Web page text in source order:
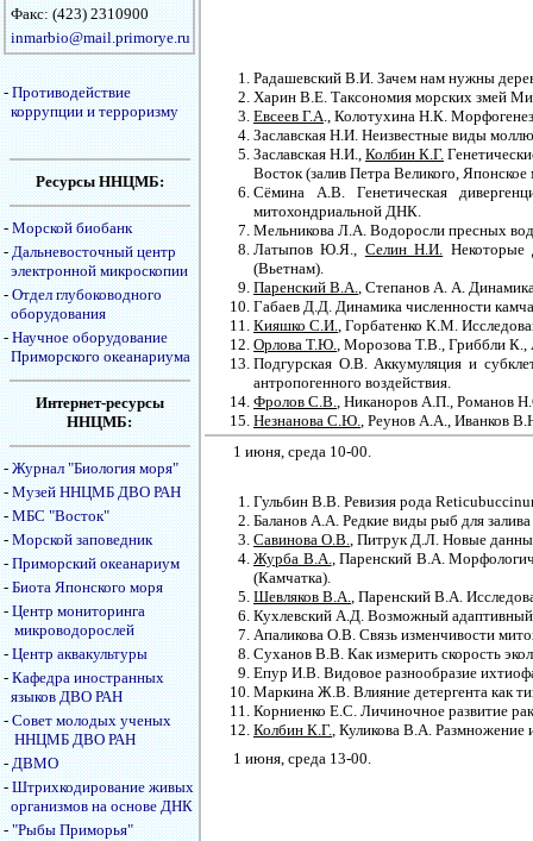
Факс: (423) 2310900
inmarbio@mail.primorye.ru
-Противодействие
коррупции и терроризму
Ресурсы ННЦМБ:
-Морской биобанк
-Дальневосточный центр
электронной микроскопии
-Отдел глубоководного
оборудования
-Научное оборудование
Приморского океанариума
Интернет-ресурсы
ННЦМБ:
-Журнал "Биология моря"
-Музей ННЦМБ ДВО РАН
-МБС "Восток"
-Морской заповедник
-Приморский океанариум
-Биота Японского моря
-Центр мониторинга
микроводорослей
-Центр аквакультуры
-Кафедра иностранных
языков ДВО РАН
-Совет молодых ученых
ННЦМБ ДВО РАН
-ДВМО
-Штрихкодирование живых
организмов на основе ДНК
-"Рыбы Приморья"
Радашевский В.И. Зачем нам нужны
Харин В.Е. Таксономия морских змей
Евсеев Г.А., Колотухина Н.К.
Заславская Н.И. Неизвестные виды
Заславская Н.И., Колбин К.Г.
Восток (залив Петра Великого, Японское
Сёмина А.В. Генетическая
митохондриальной ДНК.
Мельникова Л.А. Водоросли пресных
Латыпов Ю.Я., Селин Н.И. Некоторые
(Вьетнам).
Паренский В.А., Степанов А. А.
Габаев Д.Д. Динамика численности
Кияшко С.И., Горбатенко К.М.
Орлова Т.Ю., Морозова Т.В., Гриббли К.,
Подгурская О.В. Аккумуляция и
антропогенного воздействия.
Фролов С.В., Никаноров А.П., Романов
Незнанова С.Ю., Реунов А.А., Иванков
1 июня, среда 10-00.
Гульбин В.В. Ревизия рода
Баланов А.А. Редкие виды рыб для
Савинова О.В., Питрук Д.Л. Новые
Журба В.А., Паренский В.А.
(Камчатка).
Шевляков В.А., Паренский В.А.
Кухлевский А.Д. Возможный адаптивный
Апаликова О.В. Связь изменчивости
Суханов В.В. Как измерить скорость
Епур И.В. Видовое разнообразие
Маркина Ж.В. Влияние детергента как
Корниенко Е.С. Личиночное развитие
Колбин К.Г., Куликова В.А. Размножение
1 июня, среда 13-00.